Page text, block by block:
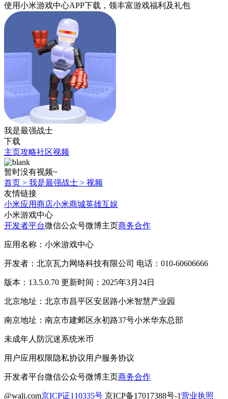
使用小米游戏中心APP下载 ，领丰富游戏福利 及礼包
我是最强战士
下载
主页攻略社区视频
暂时没有视频~
首页 > 我是最强战士 > 视频
友情链接
小米应用商店小米商城英雄互娱
小米游戏中心
开发者平台微信公众号微博主页商务合作
应用名称：小米游戏中心
开发者：北京瓦力网络科技有限公司 电话：010-60606666
版本：13.5.0.70 更新时间：2025年3月24日
北京地址：北京市昌平区安居路小米智慧产业园
南京地址：南京市建邺区永初路37号小米华东总部
未成年人防沉迷系统米币
用户应用权限隐私协议用户服务协议
开发者平台微信公众号微博主页商务合作
@wali.com京ICP证110335号 京ICP备17017388号-1营业执照